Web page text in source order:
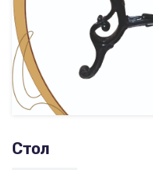
Стол